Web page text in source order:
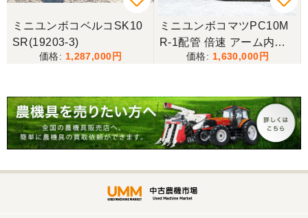
ミニユンボコベルコSK10
SR(19203-3)
1,287,000
ミニユンボコマツPC10M
R-1配管 倍速 アーム内蔵
ブレーカー 可変脚 ゴムキ
1,630,000